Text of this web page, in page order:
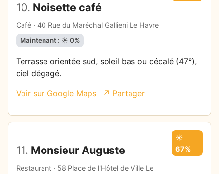
10. Noisette café
Café · 40 Rue du Maréchal Gallieni Le Havre
Maintenant : ☀️ 0%
Terrasse orientée sud, soleil bas ou décalé (47°),
ciel dégagé.
Voir sur Google Maps ↗ Partager
11. Monsieur Auguste
Restaurant · 58 Place de l'Hôtel de Ville Le
☀️
67%